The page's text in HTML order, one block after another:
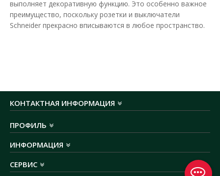
выполняет декоративную функцию. Это особенно важное
преимущество, поскольку розетки и выключатели
Schneider прекрасно вписываются в любое пространство.
КОНТАКТНАЯ ИНФОРМАЦИЯ
ПРОФИЛЬ
ИНФОРМАЦИЯ
СЕРВИС